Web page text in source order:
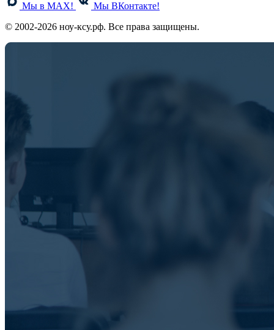
Мы в MAX!
Мы ВКонтакте!
© 2002-2026 ноу-ксу.рф. Все права защищены.